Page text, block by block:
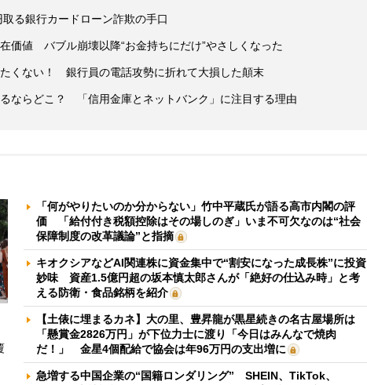
る銀行カードローン詐欺の手口
価値 バブル崩壊以降“お金持ちにだけ”やさしくなった
くない！ 銀行員の電話攻勢に折れて大損した顛末
ならどこ？ 「信用金庫とネットバンク」に注目する理由
「何がやりたいのか分からない」竹中平蔵氏が語る高市内閣の評
価 「給付付き税額控除はその場しのぎ」いま不可欠なのは“社会
保障制度の改革議論”と指摘
キオクシアなどAI関連株に資金集中で“割安になった成長株”に投資
妙味 資産1.5億円超の坂本慎太郎さんが「絶好の仕込み時」と考
える防衛・食品銘柄を紹介
【土俵に埋まるカネ】大の里、豊昇龍が黒星続きの名古屋場所は
「懸賞金2826万円」が下位力士に渡り「今日はみんなで焼肉
だ！」 金星4個配給で協会は年96万円の支出増に
急増する中国企業の“国籍ロンダリング” SHEIN、TikTok、